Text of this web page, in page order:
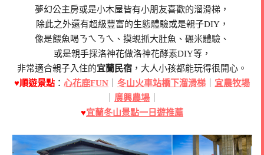
夢幻公主房或是小木屋皆有小朋友喜歡的溜滑梯，
除此之外還有超級豐富的生態體驗或是親子DIY，
像是餵魚喝ㄋㄟㄋㄟ、摸蜆抓大肚魚、碾米體驗、
或是親手採洛神花做洛神花酵素DIY等，
非常適合親子入住的宜蘭民宿 ，大人小孩都能玩得很開心。
♥順遊景點 ： 心花鹿FUN 冬山火車站橋下溜滑梯
宜農牧場
廣興農場
♥宜蘭冬山景點一日遊推薦